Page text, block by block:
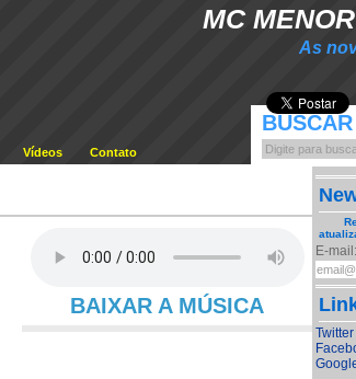
MC
As
Vídeos Contato
BAIXAR A MÚSICA
E-mail:
Twitter